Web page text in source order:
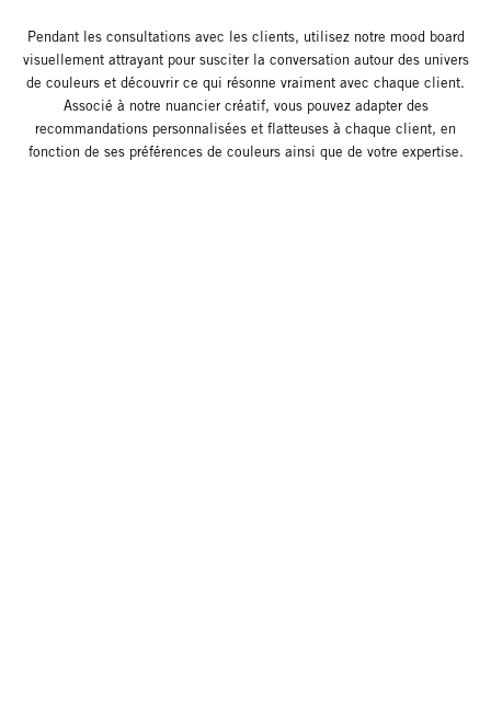
Pendant les consultations avec les clients, utilisez notre mood board
visuellement attrayant pour susciter la conversation autour des univers
de couleurs et découvrir ce qui résonne vraiment avec chaque client.
Associé à notre nuancier créatif, vous pouvez adapter des
recommandations personnalisées et flatteuses à chaque client, en
fonction de ses préférences de couleurs ainsi que de votre expertise.